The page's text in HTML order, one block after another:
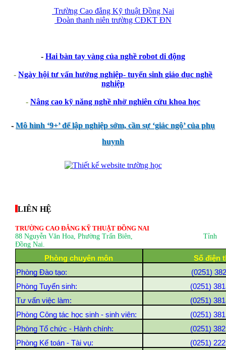
Trường Cao đẳng Kỹ thuật Đồng Nai
Đoàn thanh niên trường CĐKT ĐN
- Hai bàn tay vàng của nghề robot di động
- Ngày hội tư vấn hướng nghiệp- tuyển sinh giáo dục nghề
nghiệp
- Nâng cao kỹ năng nghề nhờ nghiên cứu khoa học
-Mô hình ‘9+’ để lập nghiệp sớm, cần sự ‘giác ngộ’ của phụ
huynh
LIÊN HỆ
TRƯỜNG CAO ĐẲNG KỸ THUẬT ĐỒNG NAI
88 Nguyễn Văn Hoa, Phường Trấn Biên, Tỉnh
Đồng Nai.
Phòng chuyên môn
Số điện
Phòng Đào tạo:
(0251)
Phòng Tuyển sinh:
(0251)
Tư vấn việc làm:
(0251)
Phòng Công tác học sinh - sinh viên:
(0251)
Phòng Tổ chức - Hành chính:
(0251)
Phòng Kế toán - Tài vụ:
(0251)